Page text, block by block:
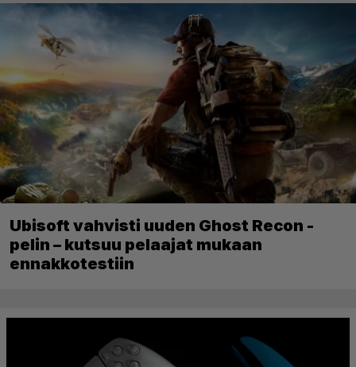
Ubisoft vahvisti uuden Ghost Recon -
pelin – kutsuu pelaajat mukaan
ennakkotestiin